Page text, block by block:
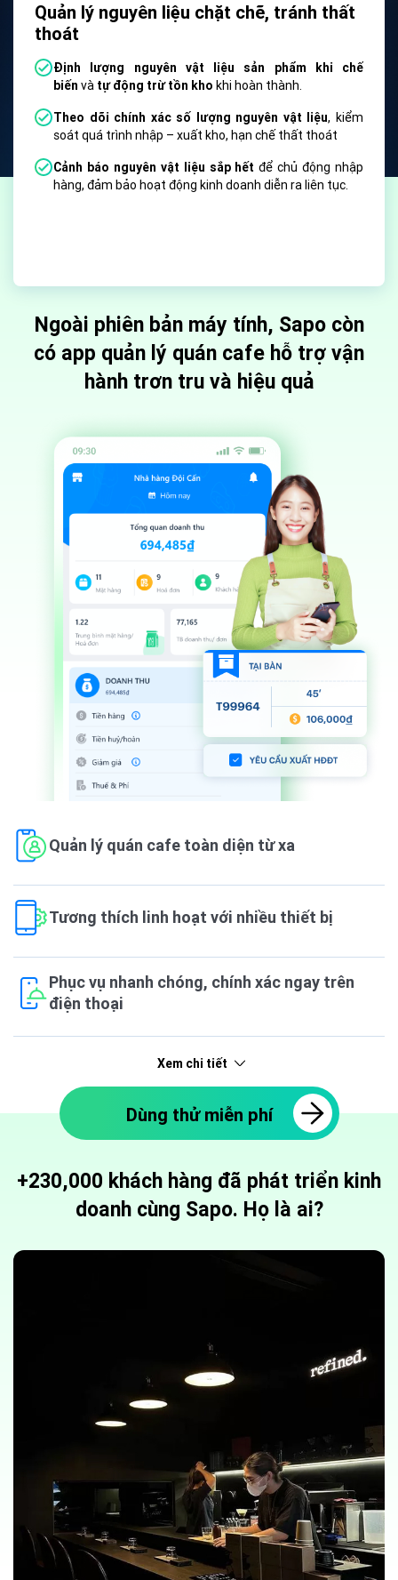
Quản lý nhân viên để nâng cao hiệu suất
làm việc
Xác định vị trí chấm công của nhân viên bằng định vị
GPS nhằm hạn chế việc sai sót gian lận
Phân cấp quyền cho từng nhân viêngiúp kiểm soát
quyền hạn và trách nhiệm của mỗi người trong hệ
Quản lý theo ca, theo dõi bảng côngcủa nhân viên để
Ngoài phiên bản máy tính, Sapo còn
có app quản lý quán cafe hỗ trợ vận
hành trơn tru và hiệu quả
Quản lý quán cafe toàn diện từ xa
Tương thích linh hoạt với nhiều thiết bị
Phục vụ nhanh chóng, chính xác ngay trên
điện thoại
Xem chi tiết
Dùng thử miễn phí
+230,000 khách hàng đã phát triển kinh
doanh cùng Sapo. Họ là ai?